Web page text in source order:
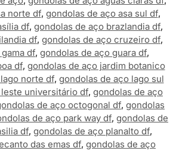
norte df, gondolas de aço asa sul df,
df, gondolas de aço brazlandia df,
df, gondolas de aço cruzeiro df,
df, gondolas de aço guara df,
df, gondolas de aço jardim botanico
norte df, gondolas de aço lago sul
universitário df, gondolas de aço
de aço octogonal df, gondolas
de aço park way df, gondolas de
df, gondolas de aço planalto df,
das emas df, gondolas de aço